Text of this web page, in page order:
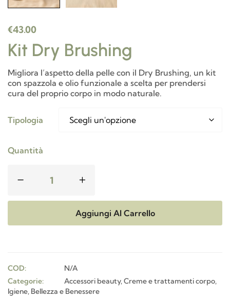
€43.00
Kit Dry Brushing
Migliora l’aspetto della pelle con il Dry Brushing, un kit
con spazzola e olio funzionale a scelta per prendersi
cura del proprio corpo in modo naturale.
Tipologia
Quantità
Aggiungi Al Carrello
COD:
N/A
Categorie:
Accessori beauty,Creme e trattamenti corpo,
Igiene, Bellezza e Benessere